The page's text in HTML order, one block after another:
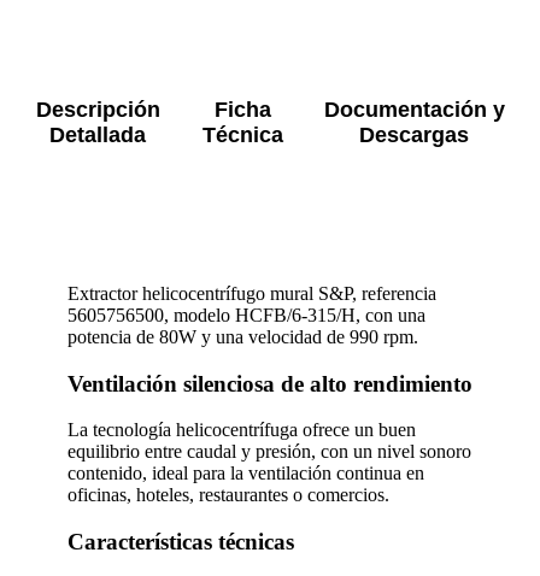
Descripción
Detallada
Ficha
Técnica
Documentación y
Descargas
Extractor helicocentrífugo mural S&P, referencia
5605756500, modelo HCFB/6-315/H, con una
potencia de 80W y una velocidad de 990 rpm.
Ventilación silenciosa de alto rendimiento
La tecnología helicocentrífuga ofrece un buen
equilibrio entre caudal y presión, con un nivel sonoro
contenido, ideal para la ventilación continua en
oficinas, hoteles, restaurantes o comercios.
Características técnicas